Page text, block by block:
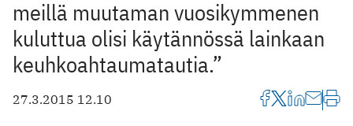
meillä muutaman vuosikymmenen
kuluttua olisi käytännössä lainkaan
keuhkoahtaumatautia.”
27.3.2015 12.10